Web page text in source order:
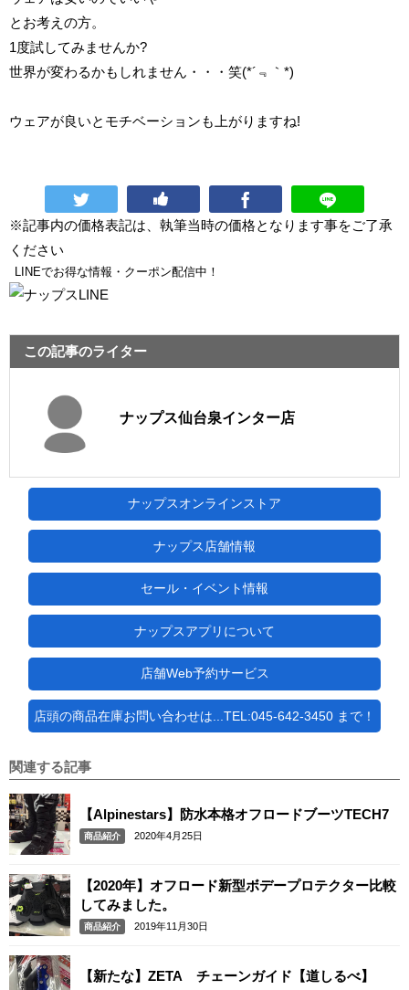
とお考えの方。
1度試してみませんか?
世界が変わるかもしれません・・・笑(*´﹃｀*)
ウェアが良いとモチベーションも上がりますね!
※記事内の価格表記は、執筆当時の価格となります事をご了承
ください
LINEでお得な情報・クーポン配信中！
この記事のライター
ナップス仙台泉インター店
ナップスオンラインストア
ナップス店舗情報
セール・イベント情報
ナップスアプリについて
店舗Web予約サービス
店頭の商品在庫お問い合わせは...TEL:045-642-3450 まで！
関連する記事
【Alpinestars】防水本格オフロードブーツTECH7
商品紹介 2020年4月25日
【2020年】オフロード新型ボデープロテクター比較
してみました。
商品紹介 2019年11月30日
【新たな】ZETA チェーンガイド【道しるべ】